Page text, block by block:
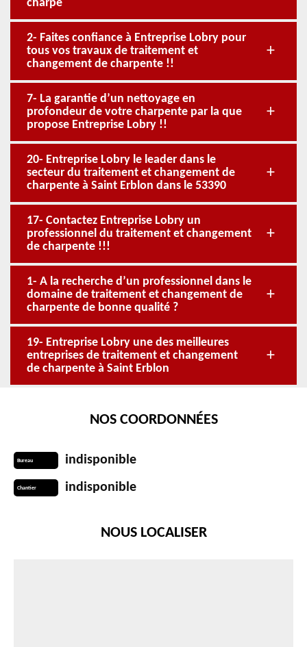
charpe
2- Faites confiance à Entreprise Lobry pour
tous vos travaux de traitement et
changement de charpente !!
7- La garantie d’un nettoyage en
profondeur de votre charpente par la que
propose Entreprise Lobry !!
20- Entreprise Lobry le leader dans le
secteur du traitement et changement de
charpente à Saint Erblon dans le 53390
17- Contactez Entreprise Lobry un
professionnel du traitement et changement
de charpente !!!
1- A la recherche d’un professionnel dans le
domaine de traitement et changement de
charpente de bonne qualité ?
19- Entreprise Lobry une des meilleures
entreprises de traitement et changement
de charpente à Saint Erblon
NOS COORDONNÉES
Bureau indisponible
Chantier indisponible
NOUS LOCALISER